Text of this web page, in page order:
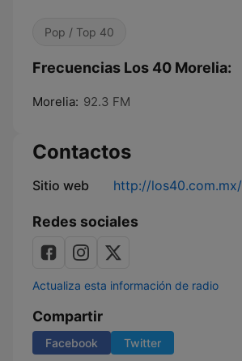
Pop / Top 40
Frecuencias Los 40 Morelia:
Morelia: 92.3 FM
Contactos
Sitio web http://los40.com.mx/
Redes sociales
Actualiza esta información de radio
Compartir
Facebook Twitter